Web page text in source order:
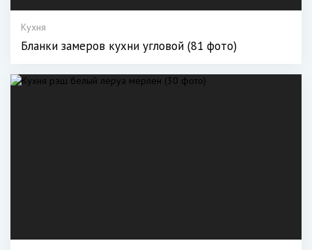
Кухня
Бланки замеров кухни угловой (81 фото)